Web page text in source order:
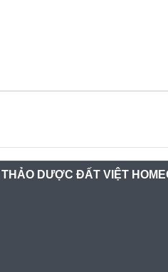
THẢO DƯỢC ĐẤT VIỆT